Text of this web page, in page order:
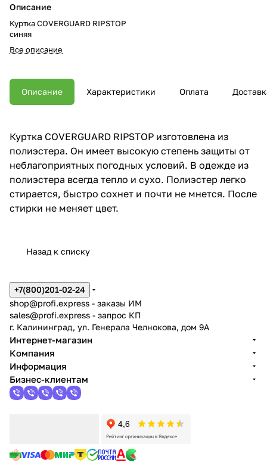
Описание
Куртка COVERGUARD RIPSTOP
синяя
Все описание
Описание Характеристики Оплата
Куртка COVERGUARD RIPSTOP изготовлена из
полиэстера. Он имеет высокую степень защиты от
неблагоприятных погодных условий. В одежде из
полиэстера всегда тепло и сухо. Полиэстер легко
стирается, быстро сохнет и почти не мнется. После
стирки не меняет цвет.
Назад к списку
+7(800)201-02-24
shop@profi.express - заказы ИМ
sales@profi.express - запрос КП
г. Калининград, ул. Генерала Челнокова, дом 9A
Интернет-магазин
Компания
Информация
Бизнес-клиентам